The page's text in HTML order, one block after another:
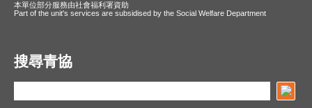
本單位部分服務由社會福利署資助
Part of the unit's services are subsidised by the Social Welfare Department
搜尋青協